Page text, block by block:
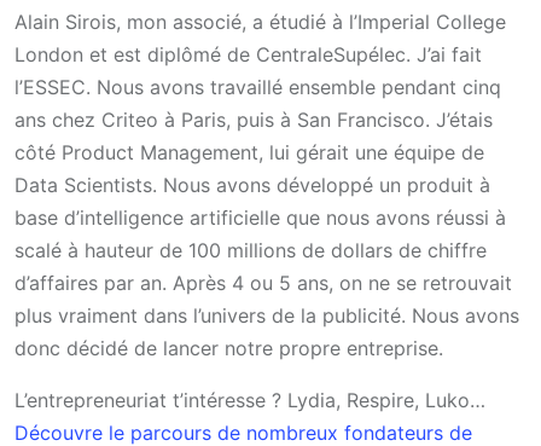
Alain Sirois, mon associé, a étudié à l’Imperial College
London et est diplômé de CentraleSupélec. J’ai fait
l’ESSEC. Nous avons travaillé ensemble pendant cinq
ans chez Criteo à Paris, puis à San Francisco. J’étais
côté Product Management, lui gérait une équipe de
Data Scientists. Nous avons développé un produit à
base d’intelligence artificielle que nous avons réussi à
scalé à hauteur de 100 millions de dollars de chiffre
d’affaires par an. Après 4 ou 5 ans, on ne se retrouvait
plus vraiment dans l’univers de la publicité. Nous avons
donc décidé de lancer notre propre entreprise.
L’entrepreneuriat t’intéresse ? Lydia, Respire, Luko…
Découvre le parcours de nombreux fondateurs de